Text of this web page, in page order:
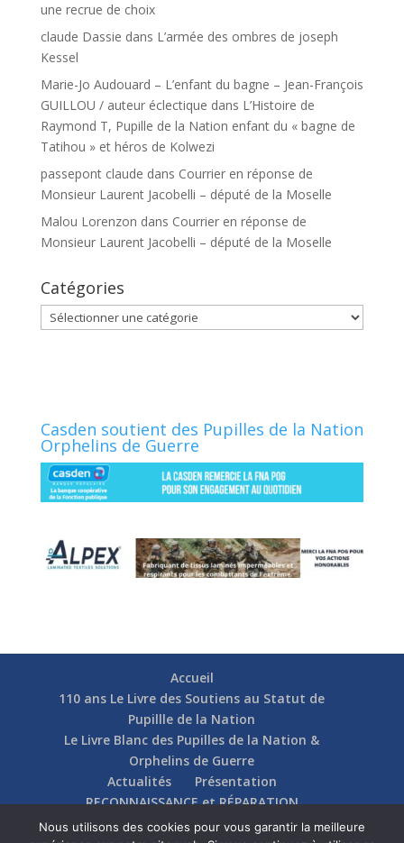
une recrue de choix
claude Dassie dans L’armée des ombres de joseph
Kessel
Marie-Jo Audouard – L’enfant du bagne – Jean-François
GUILLOU / auteur éclectique dans L’Histoire de
Raymond T, Pupille de la Nation enfant du « bagne de
Tatihou » et héros de Kolwezi
passepont claude dans Courrier en réponse de
Monsieur Laurent Jacobelli – député de la Moselle
Malou Lorenzon dans Courrier en réponse de
Monsieur Laurent Jacobelli – député de la Moselle
Catégories
Catégories
Casden soutient des Pupilles de la Nation
Orphelins de Guerre
Accueil
110 ans Le Livre des Soutiens au Statut de
Pupillle de la Nation
Le Livre Blanc des Pupilles de la Nation &
Orphelins de Guerre
Actualités
Présentation
RECONNAISSANCE et RÉPARATION
Nos soutiens
Fédérations
Actions
Nous utilisons des cookies pour vous garantir la meilleure